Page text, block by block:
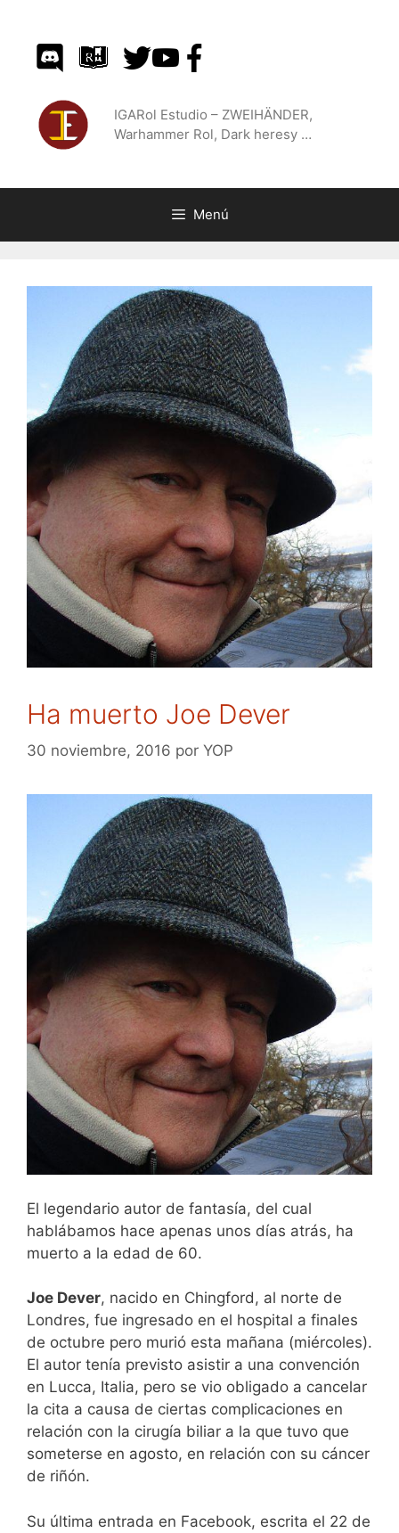
contenido
IGARol Estudio – ZWEIHÄNDER,
Warhammer Rol, Dark heresy …
Menú
Ha muerto Joe Dever
30 noviembre, 2016 por YOP
El legendario autor de fantasía, del cual
hablábamos hace apenas unos días atrás, ha
muerto a la edad de 60.
Joe Dever, nacido en Chingford, al norte de
Londres, fue ingresado en el hospital a finales
de octubre pero murió esta mañana (miércoles).
El autor tenía previsto asistir a una convención
en Lucca, Italia, pero se vio obligado a cancelar
la cita a causa de ciertas complicaciones en
relación con la cirugía biliar a la que tuvo que
someterse en agosto, en relación con su cáncer
de riñón.
Su última entrada en Facebook, escrita el 22 de